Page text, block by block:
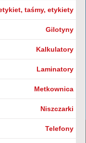
taśmy, etykiety
Gilotyny
Kalkulatory
Laminatory
Metkownica
Niszczarki
Telefony